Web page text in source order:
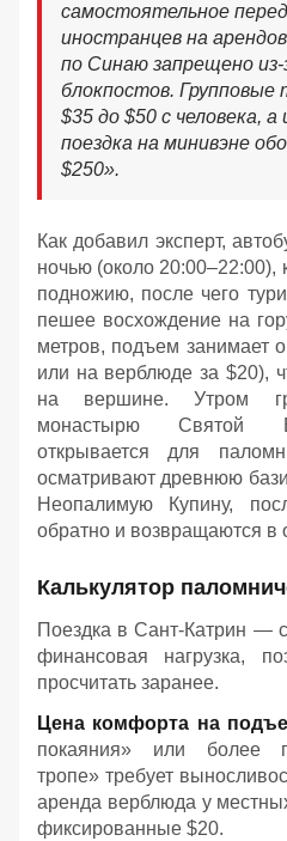
самостоятельное
иностранцев на
по Синаю запрещено из-
блокпостов.
$35 до $50 с человека, а
поездка на минивэне
$250».
Как добавил эксперт,
ночью (около 20:00–22:00),
подножию, после чего
пешее восхождение на
метров, подъем занимает
или на верблюде за $20),
на вершине. Утром
монастырю Святой
открывается для
осматривают древнюю
Неопалимую Купину,
обратно и возвращаются в
Калькулятор
Поездка в Сант-Катрин —
финансовая нагрузка,
просчитать заранее.
Цена комфорта на
покаяния» или более
тропе» требует
аренда верблюда у
фиксированные $20.